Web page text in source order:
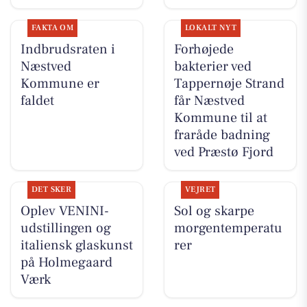
FAKTA OM
Indbrudsraten i
Næstved
Kommune er
faldet
LOKALT NYT
Forhøjede
bakterier ved
Tappernøje Strand
får Næstved
Kommune til at
fraråde badning
ved Præstø Fjord
DET SKER
Oplev VENINI-
udstillingen og
italiensk glaskunst
på Holmegaard
Værk
VEJRET
Sol og skarpe
morgentemperatu
rer